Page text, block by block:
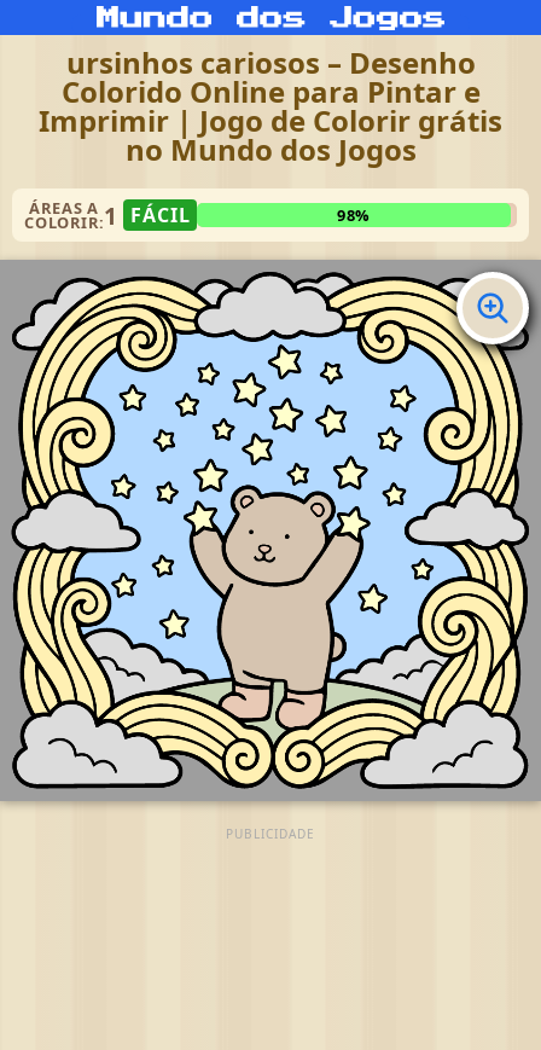
ursinhos cariosos – Desenho
Colorido Online para Pintar e
Imprimir | Jogo de Colorir grátis
no Mundo dos Jogos
ÁREAS A
COLORIR:1 FÁCIL 98%
PUBLICIDADE